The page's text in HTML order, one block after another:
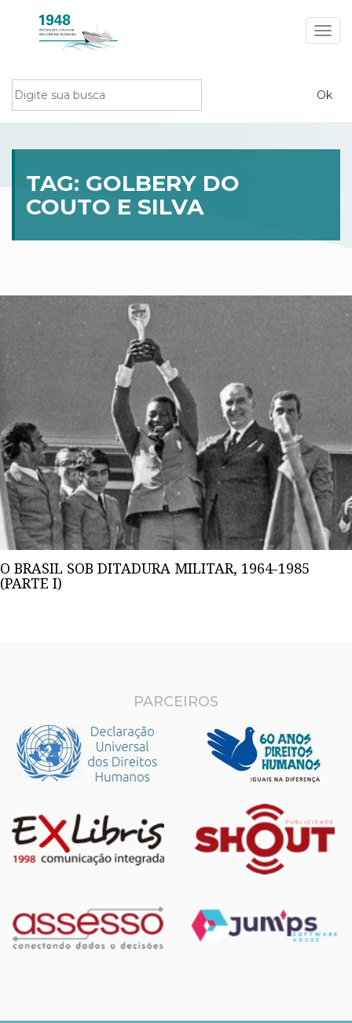
TAG: GOLBERY DO
COUTO E SILVA
O BRASIL SOB DITADURA MILITAR, 1964-1985
(PARTE I)
PARCEIROS